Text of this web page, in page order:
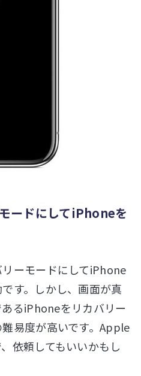
ードにしてiPhoneを
ーモードにしてiPhone
す。しかし、画面が真
るiPhoneをリカバリー
易度が高いです。Apple
依頼してもいいかもし